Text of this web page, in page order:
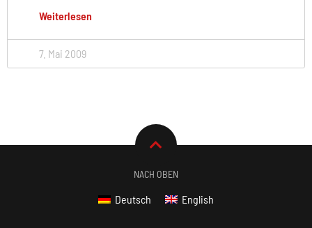
Weiterlesen
7. Mai 2009
NACH OBEN
Deutsch English